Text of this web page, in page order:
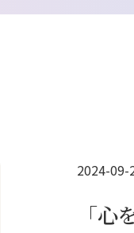
2024-09-
「